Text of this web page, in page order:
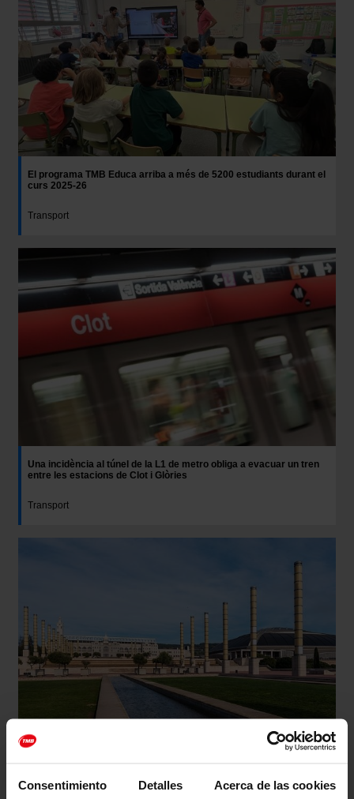
Consentimiento Detalles Acerca de las cookies
El programa TMB Educa arriba a més de 5200 estudiants durant el
curs 2025-26
Transport
Una incidència al túnel de la L1 de metro obliga a evacuar un tren
entre les estacions de Clot i Glòries
Transport
Lluís Companys